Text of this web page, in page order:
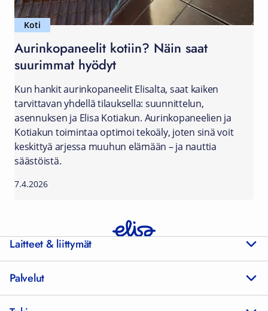
Koti
Aurinkopaneelit kotiin? Näin saat
suurimmat hyödyt
Kun hankit aurinkopaneelit Elisalta, saat kaiken
tarvittavan yhdellä tilauksella: suunnittelun,
asennuksen ja Elisa Kotiakun. Aurinkopaneelien ja
Kotiakun toimintaa optimoi tekoäly, joten sinä voit
keskittyä arjessa muuhun elämään – ja nauttia
säästöistä.
7.4.2026
Laitteet & liittymät
Palvelut